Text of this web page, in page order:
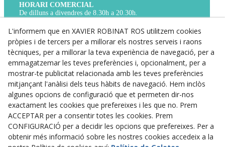
HORARI COMERCIAL
De dilluns a divendres de 8.30h a 20.30h.
TELÈFON
Per a qualsevol cosa que necessitis,
truca’ns al 973 31 01 17.
WHATS APP
Si no és urgent, pots contactar amb nosaltres
a través del nostre WhatsApp 673 843 607
Avís Legal
Política de Privacitat
Política de Cookies
L'informem que en XAVIER ROBINAT ROS utilitzem cookies
pròpies i de tercers per a millorar els nostres serveis i raons
tècniques, per a millorar la teva experiència de navegació, per a
emmagatzemar les teves preferències i, opcionalment, per a
mostrar-te publicitat relacionada amb les teves preferències
mitjançant l'anàlisi dels teus hàbits de navegació. Hem inclòs
algunes opcions de configuració que et permeten dir-nos
exactament les cookies que prefereixes i les que no. Prem
ACCEPTAR per a consentir totes les cookies. Prem
CONFIGURACIÓ per a decidir les opcions que prefereixes. Per a
obtenir més informació sobre les nostres cookies accedeix a la